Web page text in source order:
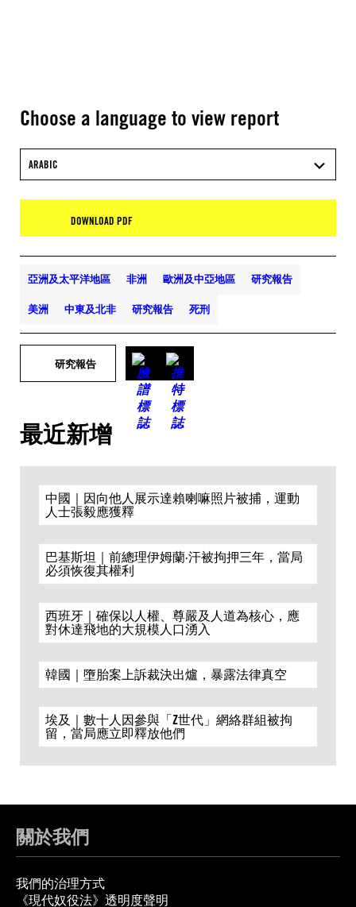
Choose a language to view report
ARABIC
DOWNLOAD PDF
亞洲及太平洋地區 非洲 歐洲及中亞地區 研究報告
美洲 中東及北非 研究報告 死刑
研究報告
最近新增
中國｜因向他人展示達賴喇嘛照片被捕，運動
人士張毅應獲釋
巴基斯坦｜前總理伊姆蘭·汗被拘押三年，當局
必須恢復其權利
西班牙｜確保以人權、尊嚴及人道為核心，應
對休達飛地的大規模人口湧入
韓國｜墮胎案上訴裁決出爐，暴露法律真空
埃及｜數十人因參與「Z世代」網絡群組被拘
留，當局應立即釋放他們
關於我們
我們的治理方式
《現代奴役法》透明度聲明